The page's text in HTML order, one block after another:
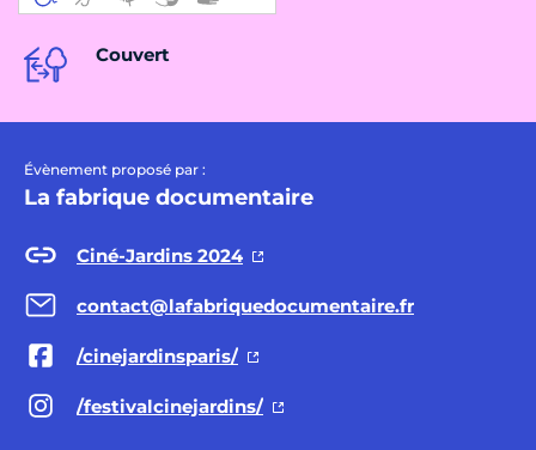
Couvert
Évènement proposé par :
La fabrique documentaire
Ciné-Jardins 2024
contact@lafabriquedocumentaire.fr
/cinejardinsparis/
/festivalcinejardins/